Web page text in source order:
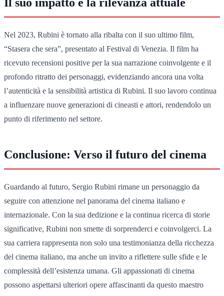
Nel 2023, Rubini è tornato alla ribalta con il suo ultimo film,
“Stasera che sera”, presentato al Festival di Venezia. Il film ha
ricevuto recensioni positive per la sua narrazione coinvolgente e il
profondo ritratto dei personaggi, evidenziando ancora una volta
l’autenticità e la sensibilità artistica di Rubini. Il suo lavoro continua
a influenzare nuove generazioni di cineasti e attori, rendendolo un
punto di riferimento nel settore.
Conclusione: Verso il futuro del cinema
Guardando al futuro, Sergio Rubini rimane un personaggio da
seguire con attenzione nel panorama del cinema italiano e
internazionale. Con la sua dedizione e la continua ricerca di storie
significative, Rubini non smette di sorprenderci e coinvolgerci. La
sua carriera rappresenta non solo una testimonianza della ricchezza
del cinema italiano, ma anche un invito a riflettere sulle sfide e le
complessità dell’esistenza umana. Gli appassionati di cinema
possono aspettarsi ulteriori opere affascinanti da questo maestro